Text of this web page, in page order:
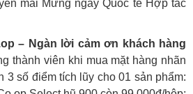
mãi Mừng ngày Quốc tế Hợp tác
– Ngàn lời cảm ơn khách hàng
thành viên khi mua mặt hàng nhãn
3 số điểm tích lũy cho 01 sản phẩm: